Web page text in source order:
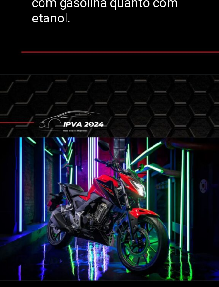
com gasolina quanto com
etanol.